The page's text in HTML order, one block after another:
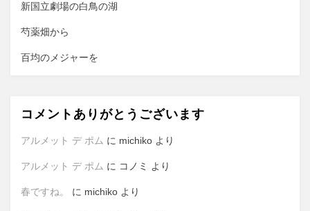
新国立劇場の白鳥の湖
芍薬畑から
百均のメジャーを
コメントありがとうございます
アルメット デ ポム に michiko より
アルメット デ ポム に コノミ より
春ですね。 に michiko より